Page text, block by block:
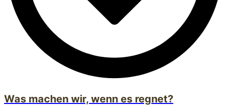
Was machen wir, wenn es regnet?